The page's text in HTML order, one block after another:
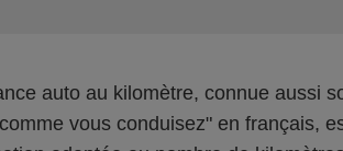
auto au kilomètre, connue aussi
vous conduisez" en français,